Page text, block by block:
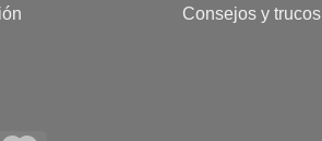
Consejos y trucos